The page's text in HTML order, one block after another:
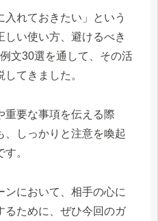
れておきたい」という
い使い方、避けるべき
文30選を通して、その活
てきました。
重要な事項を伝える際
、しっかりと注意を喚起
。
ンにおいて、相手の心に
るために、ぜひ今回のガ